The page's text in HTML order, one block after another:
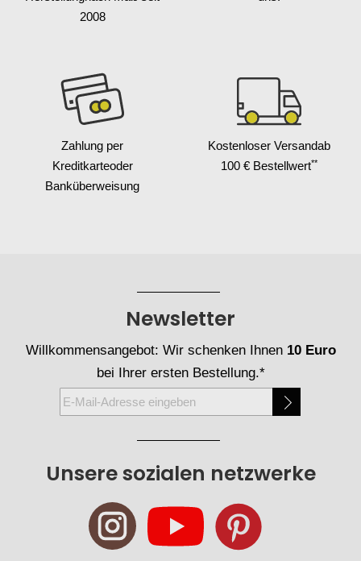
2008
Zahlung per
Kreditkarteoder
Banküberweisung
Kostenloser Versandab
100 € Bestellwert**
Unsere sozialen netzwerke
Newsletter
Willkommensangebot: Wir schenken Ihnen 10 Euro
bei Ihrer ersten Bestellung.*
Melden
Sie
unseren